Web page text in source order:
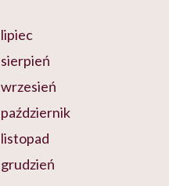
lipiec
sierpień
wrzesień
październik
listopad
grudzień